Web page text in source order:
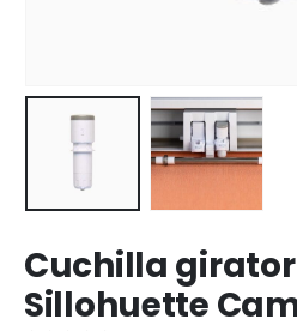
Cuchilla
Sillohuette